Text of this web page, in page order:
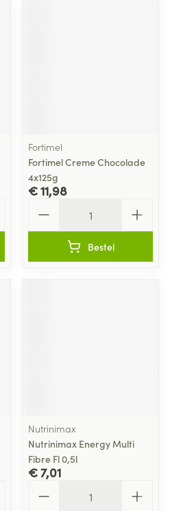
Fortimel
Fortimel Creme Chocolade
4x125g
€ 11,98
Bestel
Nutrinimax
Nutrinimax Energy Multi
Fibre Fl 0,5l
€ 7,01